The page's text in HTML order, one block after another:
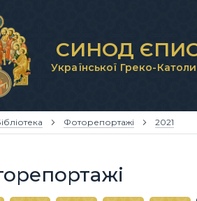
СИНОД
Української Греко-
Фоторепортажі 2021